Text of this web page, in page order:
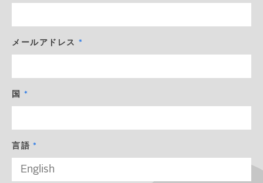
メールアドレス
国
言語